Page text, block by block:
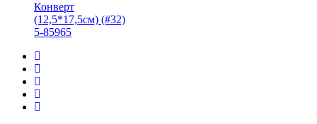
Конверт
(12,5*17,5см) (#32)
5-85965